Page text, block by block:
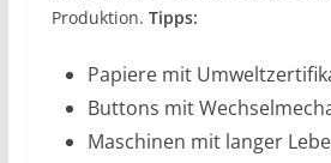
Produktion. Tipps:
Papiere mit
Buttons mit
Maschinen mit langer